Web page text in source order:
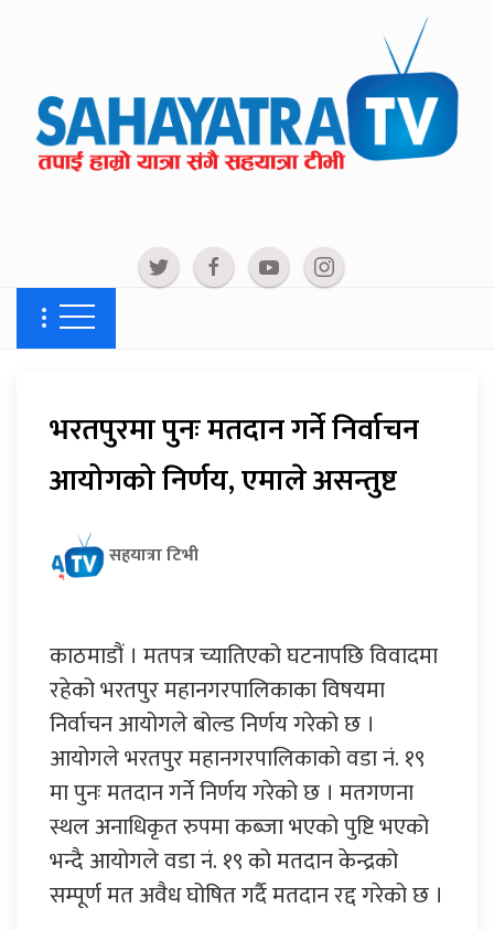
भरतपुरमा पुनः मतदान गर्ने निर्वाचन
आयोगको निर्णय, एमाले असन्तुष्ट
सहयात्रा टिभी
काठमाडौं । मतपत्र च्यातिएको घटनापछि विवादमा
रहेको भरतपुर महानगरपालिकाका विषयमा
निर्वाचन आयोगले बोल्ड निर्णय गरेको छ ।
आयोगले भरतपुर महानगरपालिकाको वडा नं. १९
मा पुनः मतदान गर्ने निर्णय गरेको छ । मतगणना
स्थल अनाधिकृत रुपमा कब्जा भएको पुष्टि भएको
भन्दै आयोगले वडा नं. १९ को मतदान केन्द्रको
सम्पूर्ण मत अवैध घोषित गर्दै मतदान रद्द गरेको छ ।